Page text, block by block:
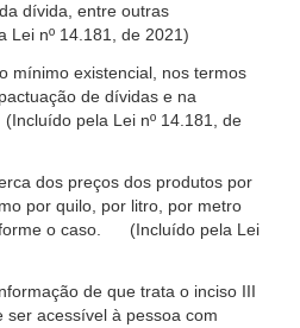
dívida, entre outras
nº 14.181, de 2021)
mínimo existencial, nos termos
de dívidas e na
pela Lei nº 14.181, de
dos preços dos produtos por
por quilo, por litro, por metro
o caso. (Incluído pela Lei
de que trata o inciso III
acessível à pessoa com